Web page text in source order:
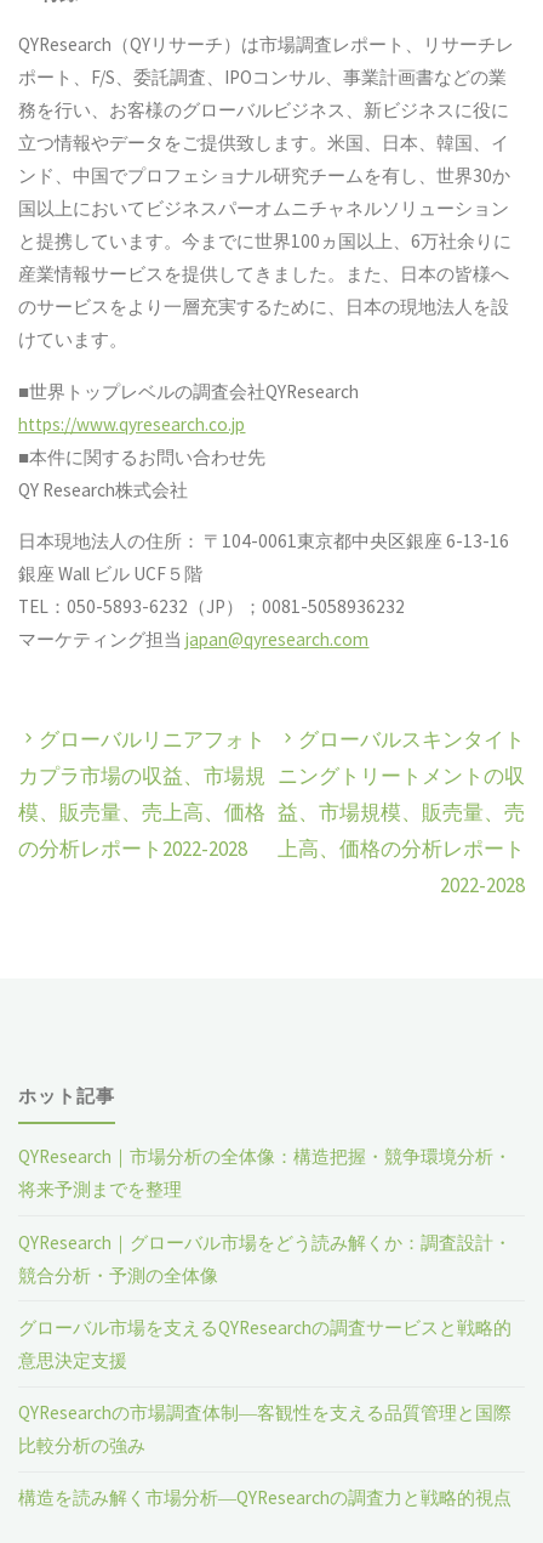
QYResearch（QYリサーチ）は市場調査レポート、リサーチレ
ポート、F/S、委託調査、IPOコンサル、事業計画書などの業
務を行い、お客様のグローバルビジネス、新ビジネスに役に
立つ情報やデータをご提供致します。米国、日本、韓国、イ
ンド、中国でプロフェショナル研究チームを有し、世界30か
国以上においてビジネスパーオムニチャネルソリューション
と提携しています。今までに世界100ヵ国以上、6万社余りに
産業情報サービスを提供してきました。また、日本の皆様へ
のサービスをより一層充実するために、日本の現地法人を設
けています。
■世界トップレベルの調査会社QYResearch
https://www.qyresearch.co.jp
■本件に関するお問い合わせ先
QY Research株式会社
日本現地法人の住所： 〒104-0061東京都中央区銀座 6-13-16
銀座 Wall ビル UCF５階
TEL：050-5893-6232（JP）；0081-5058936232
マーケティング担当japan@qyresearch.com
グローバルリニアフォト
カプラ市場の収益、市場規
模、販売量、売上高、価格
の分析レポート2022-2028
グローバルスキンタイト
ニングトリートメントの収
益、市場規模、販売量、売
上高、価格の分析レポート
2022-2028
ホット記事
QYResearch｜市場分析の全体像：構造把握・競争環境分析・
将来予測までを整理
QYResearch｜グローバル市場をどう読み解くか：調査設計・
競合分析・予測の全体像
グローバル市場を支えるQYResearchの調査サービスと戦略的
意思決定支援
QYResearchの市場調査体制―客観性を支える品質管理と国際
比較分析の強み
構造を読み解く市場分析―QYResearchの調査力と戦略的視点